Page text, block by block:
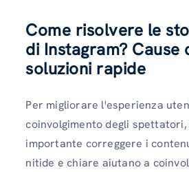
Come risolvere le
di Instagram? Cause
soluzioni rapide
Per migliorare l'esperienza
coinvolgimento degli
importante correggere i
nitide e chiare aiutano a